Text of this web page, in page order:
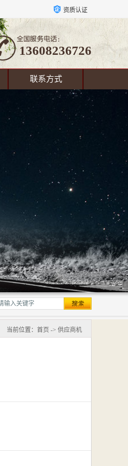
资质认证
13608236726
联系方式
当前位置： 首页 -> 供应商机